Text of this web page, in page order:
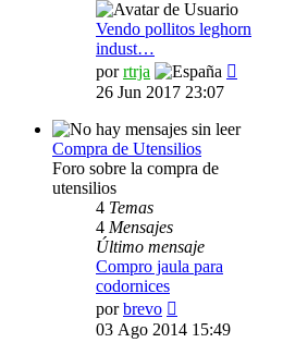
Vendo pollitos leghorn
indust…
porrtrja
26 Jun 2017 23:07
Compra de Utensilios
Foro sobre la compra de
utensilios
4 Temas
4 Mensajes
Último mensaje
Compro jaula para
codornices
porbrevo
último
03 Ago 2014 15:49